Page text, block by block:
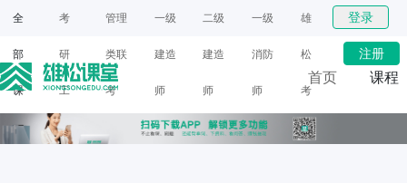
全
部
课
程
考
研
工
具
管理
类联
考
一级
建造
师
二级
建造
师
一级
消防
师
雄
松
考
研
登录
注册
首页 课程